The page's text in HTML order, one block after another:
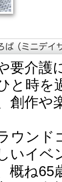
要介護
と時を
創作や
ウン
いイベ
概ね65